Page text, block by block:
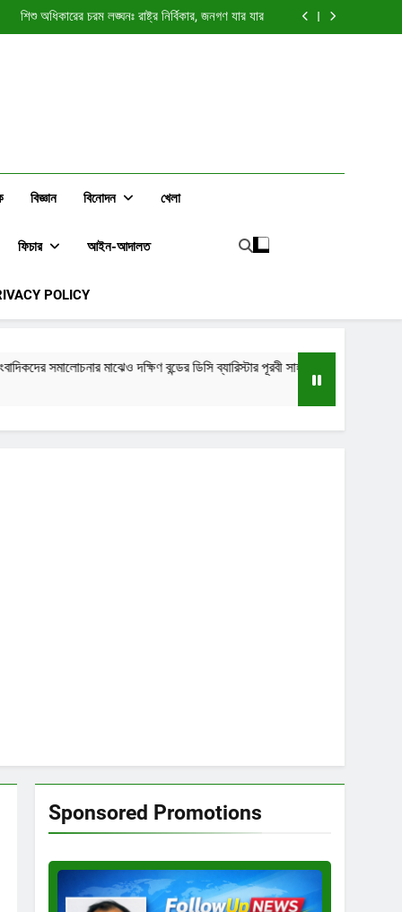
শিশু অধিকারের চরম লঙ্ঘনঃ রাষ্ট্র নির্বিকার, জনগণ যার যার
সমালোচনার মাঝেও দক্ষিণ বন্ডের ডিসি ব্যারিস্টার পূরবী
সমালোচনার মাঝেও দক্ষিণ বন্ডের ডিসি ব্যারিস্টার পূরবী
বিজ্ঞান বিনোদন খেলা
ফিচার আইন-আদালত
POLICY
ডিসি ব্যারিস্টার পূরবী সাহাকে নিয়ে বেশিরভাগ মতামতই ইতিবাচক
Sponsored Promotions
Test
Ad